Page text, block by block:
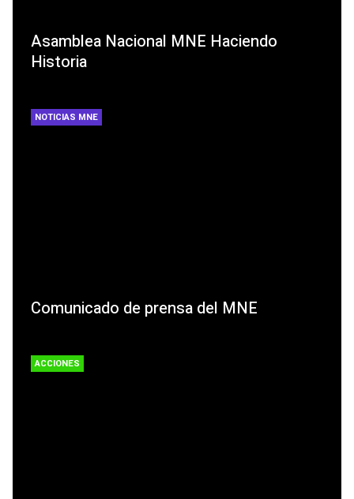
Asamblea Nacional MNE Haciendo
Historia
NOTICIAS MNE
Comunicado de prensa del MNE
ACCIONES